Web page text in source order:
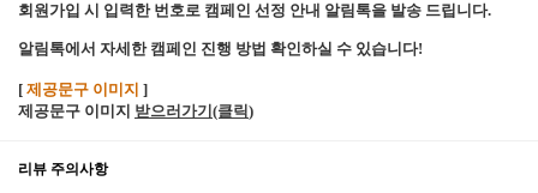
회원가입 시 입력한 번호로 캠페인 선정 안내 알림톡을 발송 드립니다.
알림톡에서 자세한 캠페인 진행 방법 확인하실 수 있습니다!
[ 제공문구 이미지 ]
제공문구 이미지 받으러가기(클릭 )
리뷰 주의사항